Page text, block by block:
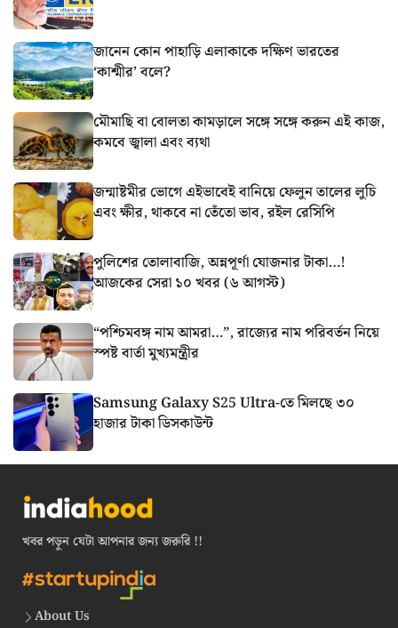
জানেন কোন পাহাড়ি এলাকাকে দক্ষিণ ভারতের
‘কাশ্মীর’ বলে?
মৌমাছি বা বোলতা কামড়ালে সঙ্গে সঙ্গে করুন এই কাজ,
কমবে জ্বালা এবং ব্যথা
জন্মাষ্টমীর ভোগে এইভাবেই বানিয়ে ফেলুন তালের লুচি
এবং ক্ষীর, থাকবে না তেঁতো ভাব, রইল রেসিপি
পুলিশের তোলাবাজি, অন্নপূর্ণা যোজনার টাকা…!
আজকের সেরা ১০ খবর (৬ আগস্ট)
“পশ্চিমবঙ্গ নাম আমরা…”, রাজ্যের নাম পরিবর্তন নিয়ে
স্পষ্ট বার্তা মুখ্যমন্ত্রীর
Samsung Galaxy S25 Ultra-তে মিলছে ৩০
হাজার টাকা ডিসকাউন্ট
খবর পড়ুন যেটা আপনার জন্য জরুরি !!
About Us